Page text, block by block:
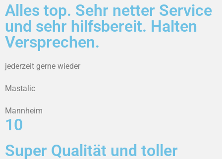
Alles top. Sehr netter Service
und sehr hilfsbereit. Halten
Versprechen.
jederzeit gerne wieder
Mastalic
Mannheim
10
Super Qualität und toller